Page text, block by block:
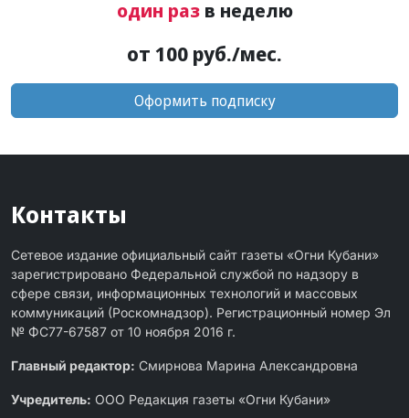
один разв неделю
от 100 руб./мес.
Оформить подписку
Контакты
Сетевое издание официальный сайт газеты «Огни Кубани»
зарегистрировано Федеральной службой по надзору в
сфере связи, информационных технологий и массовых
коммуникаций (Роскомнадзор). Регистрационный номер Эл
№ ФС77-67587 от 10 ноября 2016 г.
Главный редактор: Смирнова Марина Александровна
Учредитель: ООО Редакция газеты «Огни Кубани»